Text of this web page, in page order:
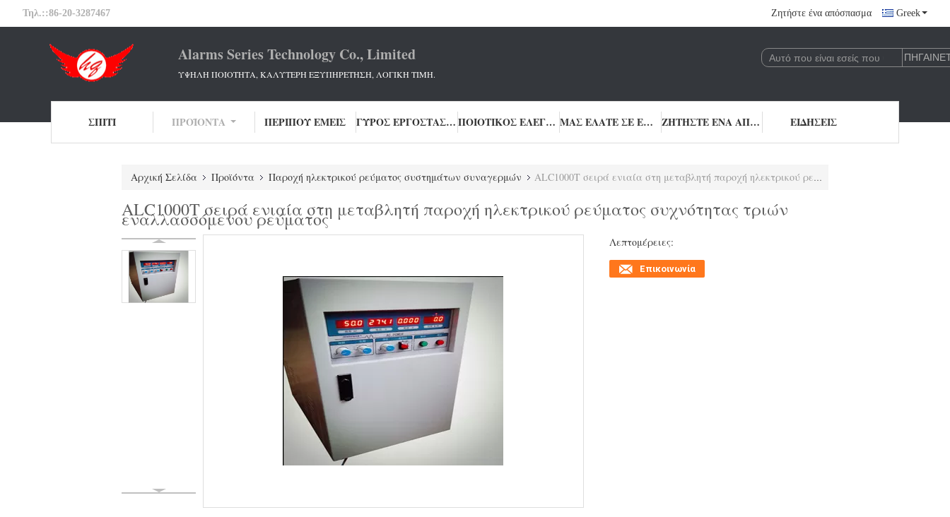
Τηλ.::86-20-3287467 Ζητήστε ένα απόσπασμα Greek
Alarms Series Technology Co., Limited
ΥΨΗΛΗ ΠΟΙΟΤΗΤΑ, ΚΑΛΥΤΕΡΗ ΕΞΥΠΗΡΕΤΗΣΗ, ΛΟΓΙΚΗ ΤΙΜΗ.
ΣΠΊΤΙ ΠΡΟΪΌΝΤΑ ΠΕΡΊΠΟΥ ΕΜΕΊΣ ΓΎΡΟΣ ΕΡΓΟΣΤΑΣΊΩΝ ΠΟΙΟΤΙΚΌΣ ΈΛΕΓΧΟΣ ΜΑΣ ΕΛΆΤΕ ΣΕ ΕΠΑΦΉ ΜΕ ΖΗΤΉΣΤΕ ΈΝΑ ΑΠΌΣΠΑΣΜΑ ΕΙΔΉΣΕΙΣ
Αρχική Σελίδα Προϊόντα Παροχή ηλεκτρικού ρεύματος συστημάτων συναγερμών ALC1000T σειρά ενιαία στη μεταβλητή παροχή ηλεκτρικού ρεύματος συχνότητας τριών εναλλασσόμενου ρεύματος
ALC1000T σειρά ενιαία στη μεταβλητή παροχή ηλεκτρικού ρεύματος συχνότητας τριών
εναλλασσόμενου ρεύματος
Λεπτομέρειες:
Επικοινωνία